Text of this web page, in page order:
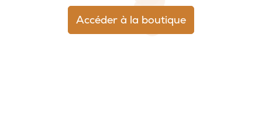
Accéder à la boutique